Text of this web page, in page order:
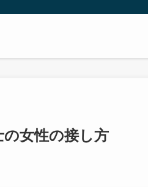
の女性の接し方